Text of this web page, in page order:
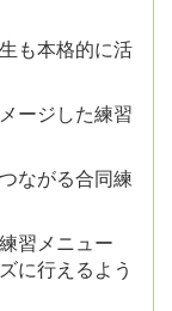
も本格的に活
ージした練習
ながる合同練
習メニュー
に行えるよう